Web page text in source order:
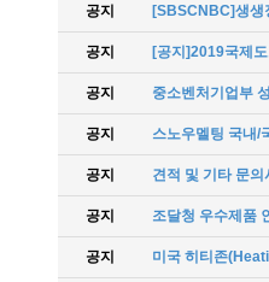
공지 [SBSCNBC]생생
공지 [공지]2019국제
공지 중소벤처기업부
공지 스노우멜팅 국내/
공지 견적 및 기타 문
공지 조달청 우수제품
공지 미국 히티존